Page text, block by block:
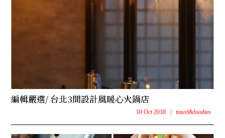
編輯嚴選/ 台北3間設計風暖心火鍋店
10 Oct 2018 | travel&foodies